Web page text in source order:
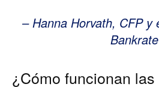
– Hanna Horvath, CFP y
Bankrate
¿Cómo funcionan